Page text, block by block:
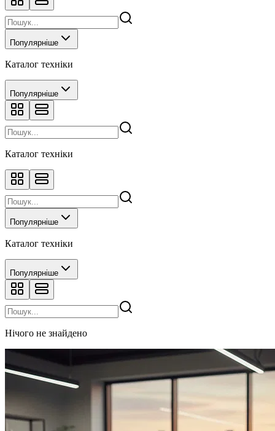
Популярніше
Каталог техніки
Популярніше
Каталог техніки
Популярніше
Каталог техніки
Популярніше
Нічого не знайдено